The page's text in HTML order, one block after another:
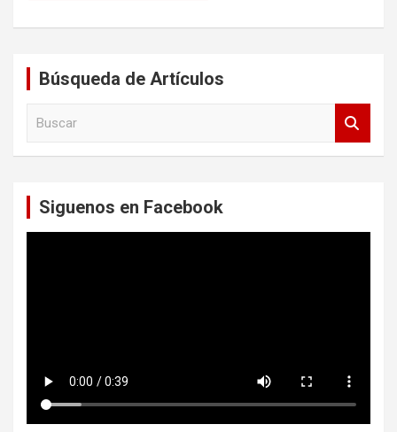
Búsqueda de Artículos
Siguenos en Facebook